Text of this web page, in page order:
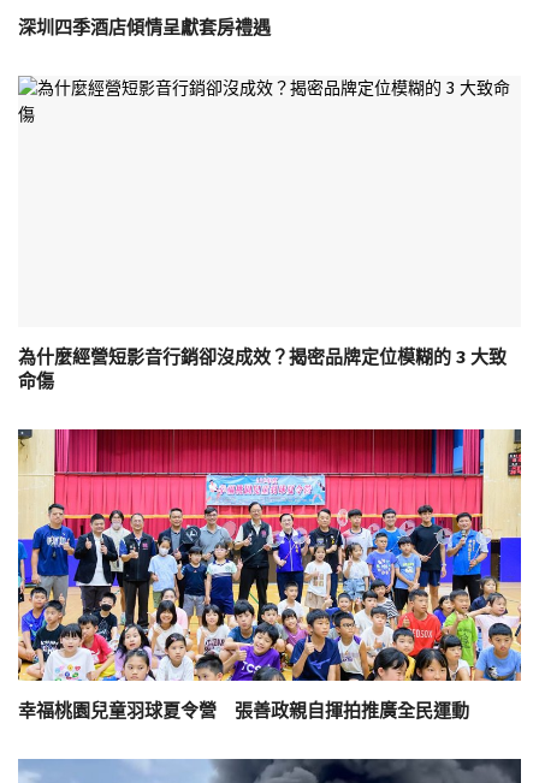
深圳四季酒店傾情呈獻套房禮遇
為什麼經營短影音行銷卻沒成效？揭密品牌定位模糊的 3 大致
命傷
幸福桃園兒童羽球夏令營 張善政親自揮拍推廣全民運動